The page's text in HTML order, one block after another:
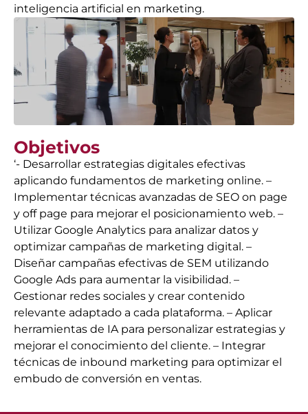
inteligencia artificial en marketing.
Objetivos
‘- Desarrollar estrategias digitales efectivas
aplicando fundamentos de marketing online. –
Implementar técnicas avanzadas de SEO on page
y off page para mejorar el posicionamiento web. –
Utilizar Google Analytics para analizar datos y
optimizar campañas de marketing digital. –
Diseñar campañas efectivas de SEM utilizando
Google Ads para aumentar la visibilidad. –
Gestionar redes sociales y crear contenido
relevante adaptado a cada plataforma. – Aplicar
herramientas de IA para personalizar estrategias y
mejorar el conocimiento del cliente. – Integrar
técnicas de inbound marketing para optimizar el
embudo de conversión en ventas.